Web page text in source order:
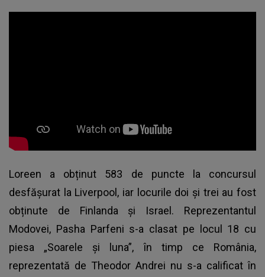
Loreen a obținut 583 de puncte la concursul
desfășurat la Liverpool, iar locurile doi și trei au fost
obținute de Finlanda și Israel. Reprezentantul
Modovei, Pasha Parfeni s-a clasat pe locul 18 cu
piesa „Soarele și luna”, în timp ce România,
reprezentată de Theodor Andrei nu s-a calificat în